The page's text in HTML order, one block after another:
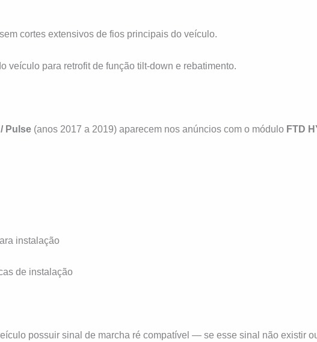
cortes extensivos de fios principais do veículo.
veículo para retrofit de função tilt-down e rebatimento.
Pulse (anos 2017 a 2019) aparecem nos anúncios com o módulo FTD
instalação
de instalação
possuir sinal de marcha ré compatível — se esse sinal não existir